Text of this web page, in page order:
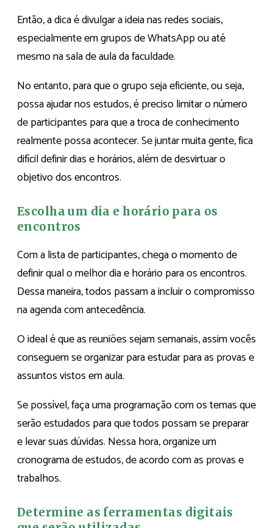
Então, a dica é divulgar a ideia nas redes sociais,
especialmente em grupos de WhatsApp ou até
mesmo na sala de aula da faculdade.
No entanto, para que o grupo seja eficiente, ou seja,
possa ajudar nos estudos, é preciso limitar o número
de participantes para que a troca de conhecimento
realmente possa acontecer. Se juntar muita gente, fica
difícil definir dias e horários, além de desvirtuar o
objetivo dos encontros.
Escolha um dia e horário para os
encontros
Com a lista de participantes, chega o momento de
definir qual o melhor dia e horário para os encontros.
Dessa maneira, todos passam a incluir o compromisso
na agenda com antecedência.
O ideal é que as reuniões sejam semanais, assim vocês
conseguem se organizar para estudar para as provas e
assuntos vistos em aula.
Se possível, faça uma programação com os temas que
serão estudados para que todos possam se preparar
e levar suas dúvidas. Nessa hora, organize um
cronograma de estudos, de acordo com as provas e
trabalhos.
Determine as ferramentas digitais